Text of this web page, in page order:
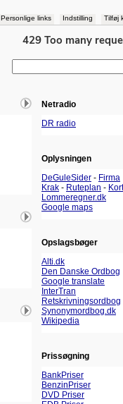
Personlige links Indstilling Tilføj
Netradio
DR radio
Oplysningen
DeGuleSider - Firma
Krak - Ruteplan - Kort
Lommeregner.dk
Google maps
Opslagsbøger
Alti.dk
Den Danske Ordbog
Google translate
InterTran
Retskrivningsordbog
Synonymordbog.dk
Wikipedia
Prissøgning
BankPriser
BenzinPriser
DVD Priser